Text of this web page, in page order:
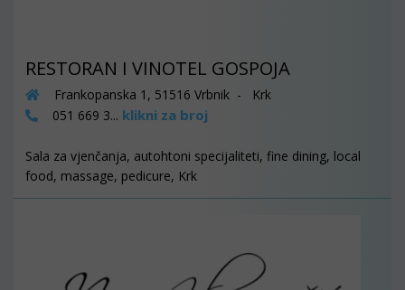
RESTORAN I VINOTEL GOSPOJA
Frankopanska 1, 51516 Vrbnik - Krk
051 669 3... klikni za broj
Sala za vjenčanja, autohtoni specijaliteti, fine dining, local
food, massage, pedicure, Krk